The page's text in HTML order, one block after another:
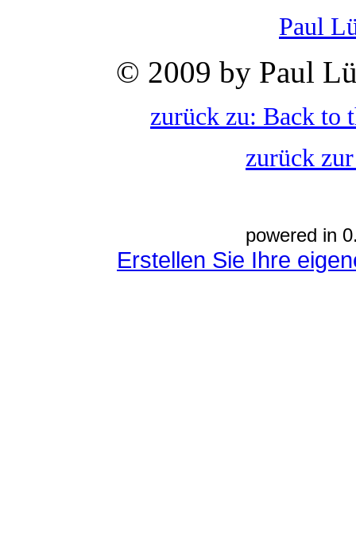
Paul
© 2009 by Paul
zurück zu: Back to
zurück
powered in
Erstellen Sie Ihre